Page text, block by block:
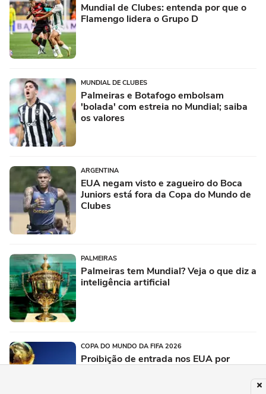
Mundial de Clubes: entenda por que o
Flamengo lidera o Grupo D
MUNDIAL DE CLUBES
Palmeiras e Botafogo embolsam
'bolada' com estreia no Mundial; saiba
os valores
ARGENTINA
EUA negam visto e zagueiro do Boca
Juniors está fora da Copa do Mundo de
Clubes
PALMEIRAS
Palmeiras tem Mundial? Veja o que diz a
inteligência artificial
COPA DO MUNDO DA FIFA 2026
Proibição de entrada nos EUA por